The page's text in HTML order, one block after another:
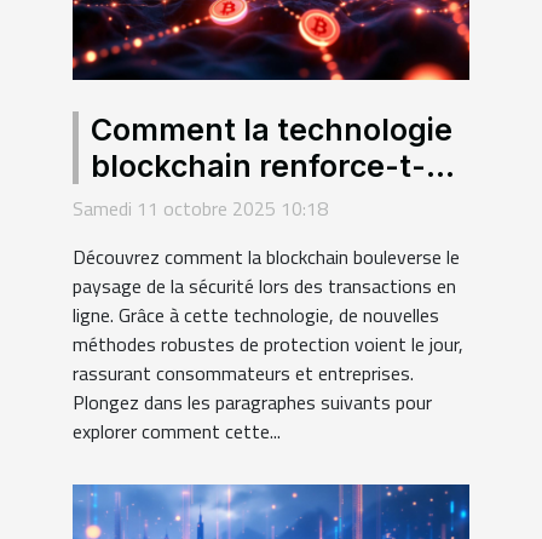
Comment la technologie
blockchain renforce-t-
elle la sécurité des
Samedi 11 octobre 2025 10:18
Découvrez comment la blockchain bouleverse le
paysage de la sécurité lors des transactions en
ligne. Grâce à cette technologie, de nouvelles
méthodes robustes de protection voient le jour,
rassurant consommateurs et entreprises.
Plongez dans les paragraphes suivants pour
explorer comment cette...